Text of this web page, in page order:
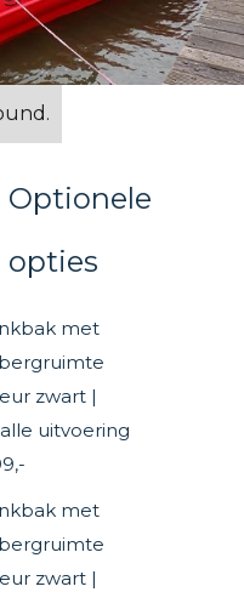
Optionele
opties
met
zwart |
uitvoering
met
zwart |